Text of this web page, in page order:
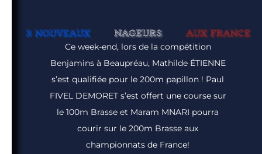
3 NOUVEAUX NAGEURS AUX FRANCE
Ce week-end, lors de la compétition
Benjamins à Beaupréau, Mathilde ÉTIENNE
s’est qualifiée pour le 200m papillon ! Paul
FIVEL DEMORET s’est offert une course sur
le 100m Brasse et Maram MNARI pourra
courir sur le 200m Brasse aux
championnats de France!